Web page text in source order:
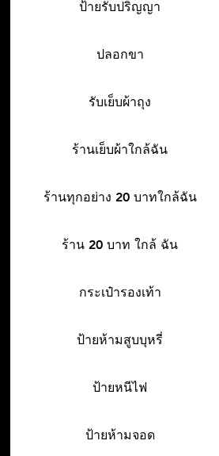
ป้ายรับปริญญา
ปลอกขา
รับเย็บผ้าถุง
ร้านเย็บผ้าใกล้ฉัน
ร้านทุกอย่าง 20 บาทใกล้ฉัน
ร้าน 20 บาท ใกล้ ฉัน
กระเป๋ารองเท้า
ป้ายห้ามสูบบุหรี่
ป้ายหนีไฟ
ป้ายห้ามจอด